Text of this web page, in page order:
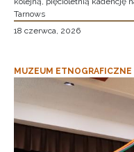
Tarnows
18 czerwca, 2026
MUZEUM ETNOGRAFICZNE